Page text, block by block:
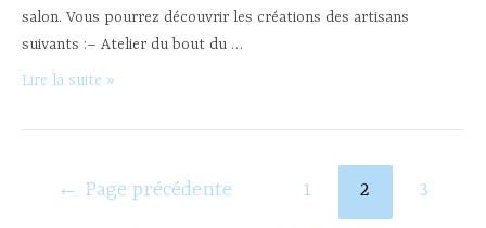
salon. Vous pourrez découvrir les créations des artisans
suivants :– Atelier du bout du …
Salon
métiers
Lire la suite »
← Page précédente 1 2 3